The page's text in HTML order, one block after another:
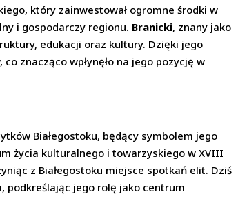
który zainwestował ogromne środki w
i gospodarczy regionu. Branicki, znany jako
edukacji oraz kultury. Dzięki jego
znacząco wpłynęło na jego pozycję w
Białegostoku, będący symbolem jego
życia kulturalnego i towarzyskiego w XVIII
z Białegostoku miejsce spotkań elit. Dziś
podkreślając jego rolę jako centrum